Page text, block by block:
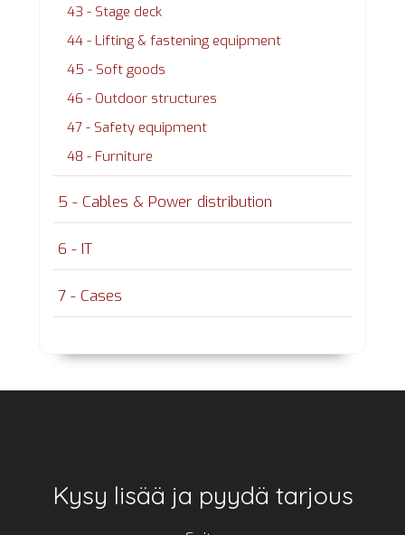
43 - Stage deck
44 - Lifting & fastening equipment
45 - Soft goods
46 - Outdoor structures
47 - Safety equipment
48 - Furniture
5 - Cables & Power distribution
6 - IT
7 - Cases
Footer
Kysy lisää ja pyydä tarjous